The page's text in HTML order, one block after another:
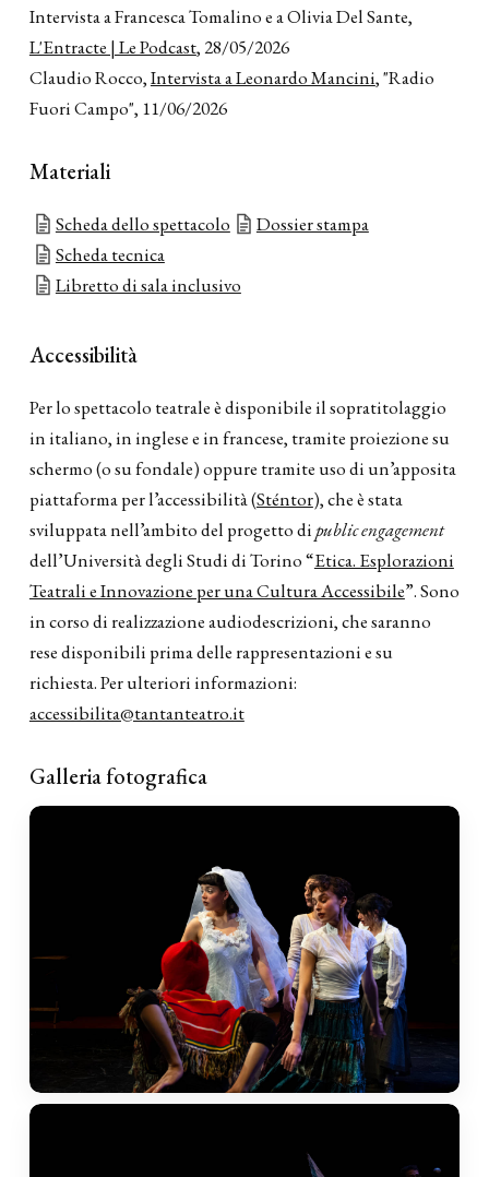
Intervista a Francesca Tomalino e a Olivia Del Sante,
L'Entracte | Le Podcast, 28/05/2026
Claudio Rocco,Intervista a Leonardo Mancini, "Radio
Fuori Campo", 11/06/2026
Materiali
Scheda dello spettacolo
Dossier stampa
Scheda tecnica
Libretto di sala inclusivo
Accessibilità
Per lo spettacolo teatrale è disponibile il sopratitolaggio
in italiano, in inglese e in francese, tramite proiezione su
schermo (o su fondale) oppure tramite uso di un’apposita
piattaforma per l’accessibilità (Sténtor), che è stata
sviluppata nell’ambito del progetto dipublic engagement
dell’Università degli Studi di Torino “Etica. Esplorazioni
Teatrali e Innovazione per una Cultura Accessibile”. Sono
in corso di realizzazione audiodescrizioni, che saranno
rese disponibili prima delle rappresentazioni e su
richiesta. Per ulteriori informazioni:
accessibilita@tantanteatro.it
Galleria fotografica